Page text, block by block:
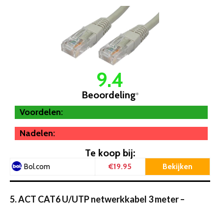
9.4
Beoordeling*
Voordelen:
Nadelen:
Te koop bij:
Bol.com €19.95 Bekijken
5. ACT CAT6 U/UTP netwerkkabel 3 meter –